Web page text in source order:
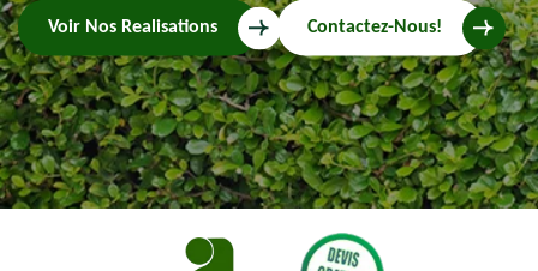
Voir Nos Realisations Contactez-Nous!